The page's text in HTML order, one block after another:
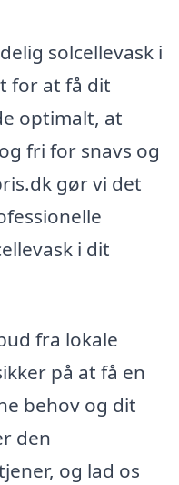
solcellevask i
for at få dit
optimalt, at
fri for snavs og
gør vi det
i dit
fra lokale
på at få en
behov og dit
den
og lad os